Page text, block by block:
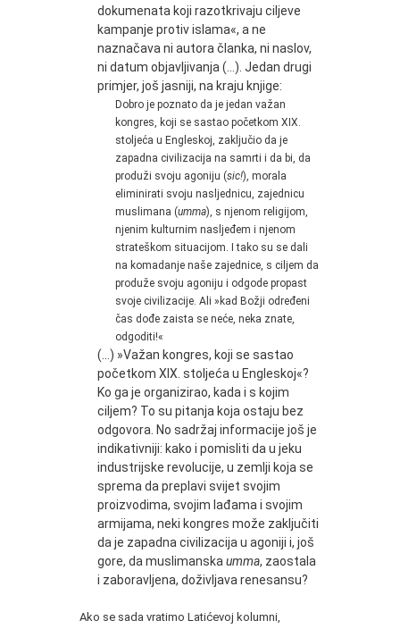
dokumenata koji razotkrivaju ciljeve
kampanje protiv islama«, a ne
naznačava ni autora članka, ni naslov,
ni datum objavljivanja (…). Jedan drugi
primjer, još jasniji, na kraju knjige:
Dobro je poznato da je jedan važan
kongres, koji se sastao početkom XIX.
stoljeća u Engleskoj, zaključio da je
zapadna civilizacija na samrti i da bi, da
produži svoju agoniju (sic!), morala
eliminirati svoju nasljednicu, zajednicu
muslimana (umma), s njenom religijom,
njenim kulturnim nasljeđem i njenom
strateškom situacijom. I tako su se dali
na komadanje naše zajednice, s ciljem da
produže svoju agoniju i odgode propast
svoje civilizacije. Ali »kad Božji određeni
čas dođe zaista se neće, neka znate,
odgoditi!«
(…) »Važan kongres, koji se sastao
početkom XIX. stoljeća u Engleskoj«?
Ko ga je organizirao, kada i s kojim
ciljem? To su pitanja koja ostaju bez
odgovora. No sadržaj informacije još je
indikativniji: kako i pomisliti da u jeku
industrijske revolucije, u zemlji koja se
sprema da preplavi svijet svojim
proizvodima, svojim lađama i svojim
armijama, neki kongres može zaključiti
da je zapadna civilizacija u agoniji i, još
gore, da muslimanska umma, zaostala
i zaboravljena, doživljava renesansu?
Ako se sada vratimo Latićevoj kolumni,